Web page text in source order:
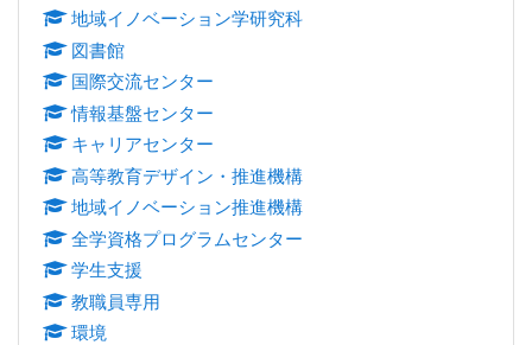
地域イノベーション学研究科
図書館
国際交流センター
情報基盤センター
キャリアセンター
高等教育デザイン・推進機構
地域イノベーション推進機構
全学資格プログラムセンター
学生支援
教職員専用
環境